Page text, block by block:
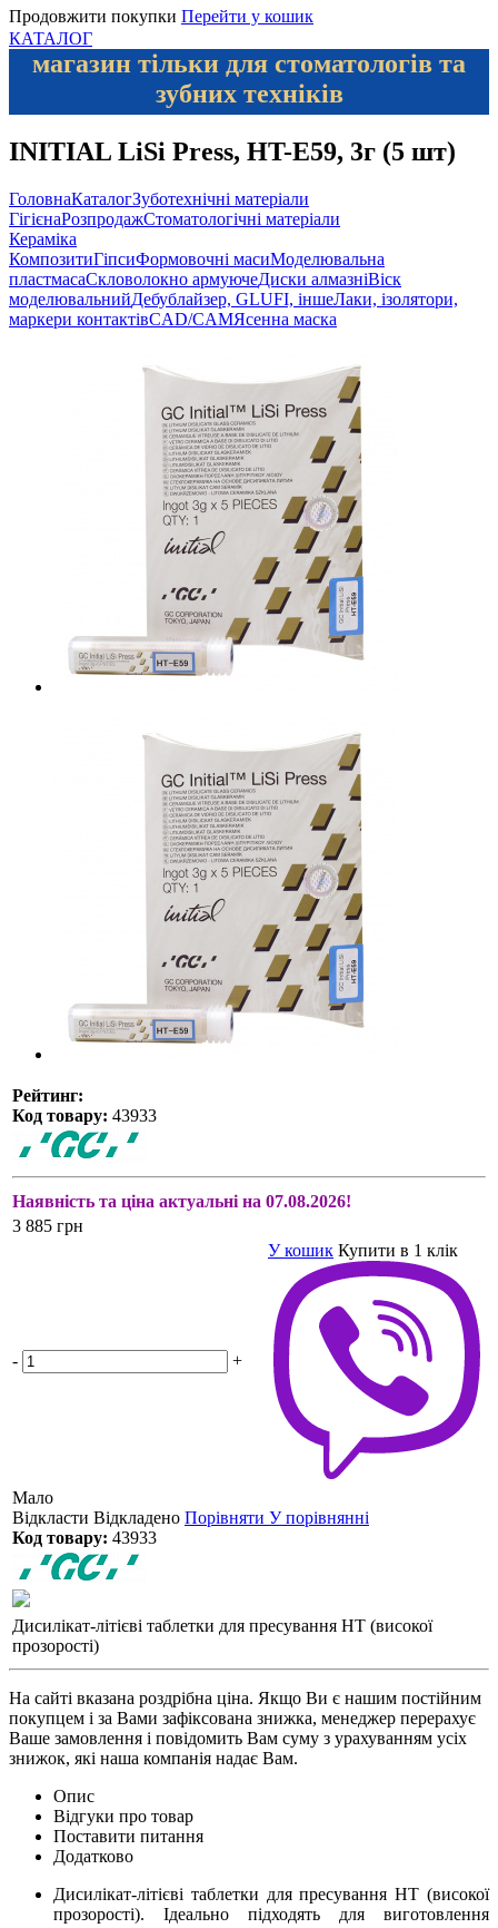
Продовжити покупки Перейти у кошик
КАТАЛОГ
магазин тільки для стоматологів та
зубних техніків
INITIAL LiSi Press, HT-E59, 3г (5 шт)
ГоловнаКаталогЗуботехнічні матеріали
ГігієнаРозпродажСтоматологічні матеріали
Кераміка
КомпозитиГіпсиФормовочні масиМоделювальна
пластмасаСкловолокно армуючеДиски алмазніВіск
моделювальнийДебублайзер, GLUFI, іншеЛаки, ізолятори,
маркери контактівCAD/CAMЯсенна маска
Рейтинг:
Код товару: 43933
Наявність та ціна актуальні на 07.08.2026!
3 885 грн
- +
У кошик Купити в 1 клік
Мало
Відкласти Відкладено Порівняти У порівнянні
Код товару: 43933
Дисилікат-літієві таблетки для пресування HT (високої
прозорості)
На сайті вказана роздрібна ціна. Якщо Ви є нашим постійним
покупцем і за Вами зафіксована знижка, менеджер перерахує
Ваше замовлення і повідомить Вам суму з урахуванням усіх
знижок, які наша компанія надає Вам.
Опис
Відгуки про товар
Поставити питання
Додатково
Дисилікат-літієві таблетки для пресування HT (високої
прозорості). Ідеально підходять для виготовлення